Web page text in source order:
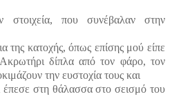
στοιχεία, που συνέβαλαν στην
της κατοχής, όπως επίσης μού είπε
δίπλα από τον φάρο, τον
την ευστοχία τους και
στη θάλασσα στο σεισμό του